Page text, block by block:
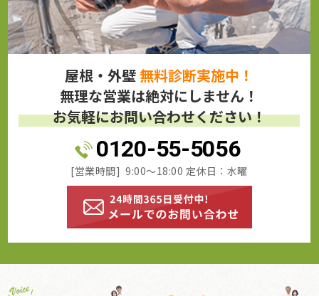
屋根・外壁 無料診断実施中！
無理な営業は絶対にしません！
お気軽にお問い合わせください！
0120-55-5056
[営業時間] 9:00～18:00 定休日：水曜